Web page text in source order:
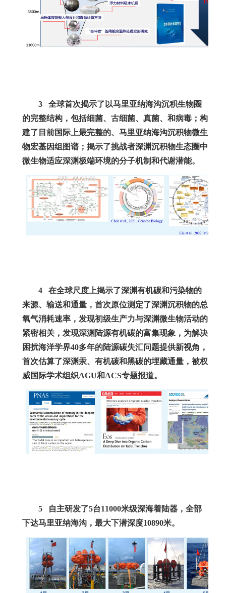
3
全球首次揭示了以马里亚纳海沟沉积生物圈
的完整结构，包括细菌、古细菌、真菌、和病毒；构
建了目前国际上最完整的、马里亚纳海沟沉积物微生
物宏基因组图谱；揭示了挑战者深渊沉积物生态圈中
微生物适应深渊极端环境的分子机制和代谢潜能。
4
在全球尺度上揭示了深渊有机碳和污染物的
来源、输送和通量，首次原位测定了深渊沉积物的总
氧气消耗速率，发现初级生产力与深渊微生物活动的
紧密相关，发现深渊陆源有机碳的富集现象，为解决
困扰海洋学界40多年的陆源碳失汇问题提供新视角，
首次估算了深渊汞、有机碳和黑碳的埋藏通量，被权
威国际学术组织AGU和ACS专题报道。
5 自主研发了5台11000米级深海着陆器，全部
下达马里亚纳海沟，最大下潜深度10890米。